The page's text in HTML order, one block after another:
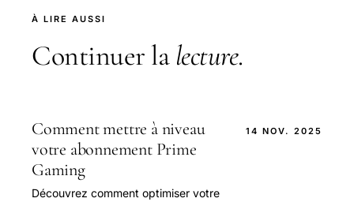
À LIRE AUSSI
Continuer la lecture.
Comment mettre à niveau
votre abonnement Prime
Gaming
Découvrez comment optimiser votre
14 NOV. 2025